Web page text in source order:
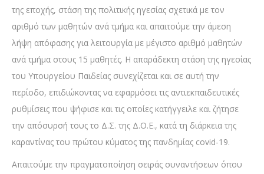
της εποχής, στάση της πολιτικής ηγεσίας σχετικά με τον
αριθμό των μαθητών ανά τμήμα και απαιτούμε την άμεση
λήψη απόφασης για λειτουργία με μέγιστο αριθμό μαθητών
ανά τμήμα στους 15 μαθητές. Η απαράδεκτη στάση της ηγεσίας
του Υπουργείου Παιδείας συνεχίζεται και σε αυτή την
περίοδο, επιδιώκοντας να εφαρμόσει τις αντιεκπαιδευτικές
ρυθμίσεις που ψήφισε και τις οποίες κατήγγειλε και ζήτησε
την απόσυρσή τους το Δ.Σ. της Δ.Ο.Ε., κατά τη διάρκεια της
καραντίνας του πρώτου κύματος της πανδημίας covid-19.
Απαιτούμε την πραγματοποίηση σειράς συναντήσεων όπου